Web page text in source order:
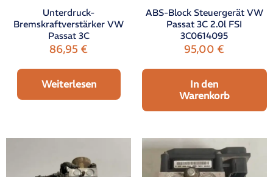
Unterdruck-
Bremskraftverstärker VW
Passat 3C
86,95€
Weiterlesen
ABS-Block Steuergerät VW
Passat 3C 2.0l FSI
3C0614095
95,00€
In den
Warenkorb